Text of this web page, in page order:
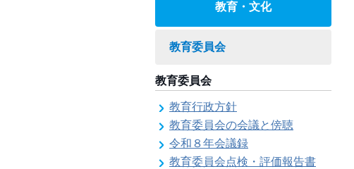
教育・文化
教育委員会
教育委員会
教育行政方針
教育委員会の会議と傍聴
令和８年会議録
教育委員会点検・評価報告書